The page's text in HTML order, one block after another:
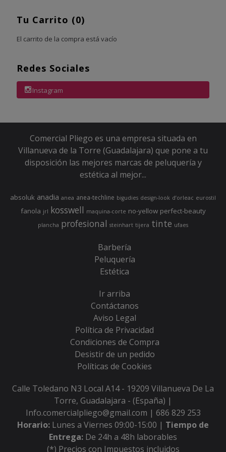
Tu Carrito (0)
El carrito de la compra está vacío
Redes Sociales
Instagram
Comercial Pliego es una empresa situada en
Villanueva de la Torre (Guadalajara) que pone a tu
disposición las mejores marcas de peluquería y
estética al mejor...
absoluk anadia anea anea-techline bigudies design-look d’orleac eurostil
fanola jrl kosswell maquina-corte no-yellow perfect-beauty
plancha profesional steinhart tijera tinte ufaes
Barbería
Peluquería
Estética
Ir arriba
Contáctanos
Aviso Legal
Política de Privacidad
Condiciones de Compra
Desistir de un pedido
Políticas de Cookies
Calle Toledano N3 Local A14 - 19209 Villanueva De La
Torre, Guadalajara - (España) |
Info.comercialpliego@gmail.com | 686 829 253
Horario: Lunes a Viernes 09:00-15:00 | Tiempo de
Entrega: De 24h a 48h laborables
(*) Precios con Impuestos incluidos